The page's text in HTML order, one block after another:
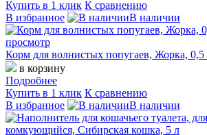
Купить в 1 клик К сравнению
В избранное
В наличии
просмотр
Корм для волнистых попугаев, Жорка, 0,5
в корзину
Подробнее
Купить в 1 клик К сравнению
В избранное
В наличии